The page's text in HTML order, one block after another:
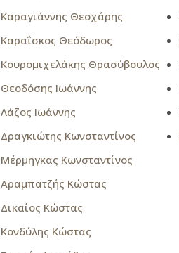
Καραγιάννης Θεοχάρης
Καραΐσκος Θεόδωρος
Κουρομιχελάκης Θρασύβουλος
Θεοδόσης Ιωάννης
Λάζος Ιωάννης
Δραγκιώτης Κωνσταντίνος
Μέρμηγκας Κωνσταντίνος
Αραμπατζής Κώστας
Δικαίος Κώστας
Κονδύλης Κώστας